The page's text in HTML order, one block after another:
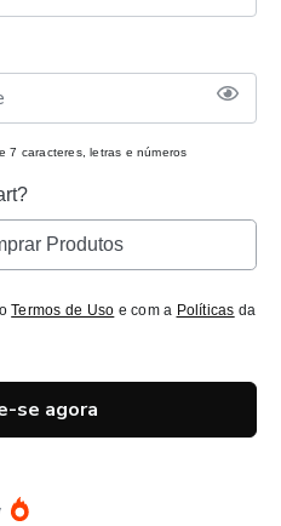
7 caracteres, letras e números
Produtos
oTermos de Uso e com a Políticas da
se agora